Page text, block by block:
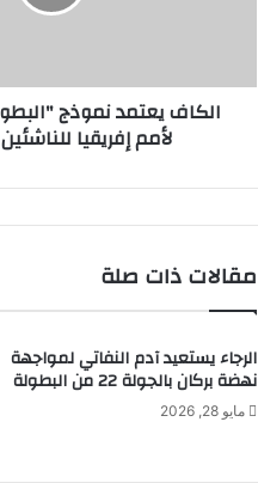
الكاف يعتمد نموذج
لأمم إفريقيا
مقالات ذات صلة
الرجاء يستعيد آدم النفاتي لمواجهة
نهضة بركان بالجولة 22 من البطولة
مايو 28, 2026